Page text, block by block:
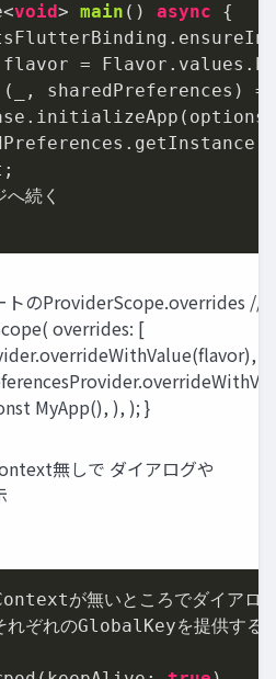
void> main () async {
=
sharedPreferences) =
へ続く
トのProviderScope.overrides //
overrides: [
MyApp(), ), ); }
無しで ダイアログや
が無いところでダイアロ
れぞれのGlobalKeyを提供する